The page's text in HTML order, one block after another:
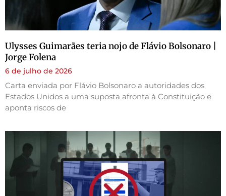
Ulysses Guimarães teria nojo de Flávio Bolsonaro |
Jorge Folena
6 de julho de 2026
Carta enviada por Flávio Bolsonaro a autoridades dos
Estados Unidos a uma suposta afronta à Constituição e
aponta riscos de